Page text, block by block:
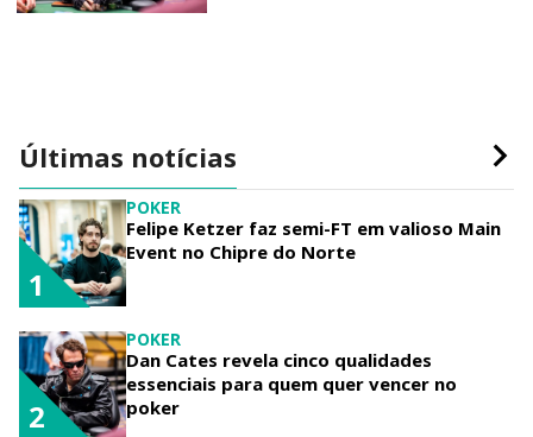
Últimas notícias
POKER
Felipe Ketzer faz semi-FT em valioso Main
Event no Chipre do Norte
1
POKER
Dan Cates revela cinco qualidades
essenciais para quem quer vencer no
poker
2